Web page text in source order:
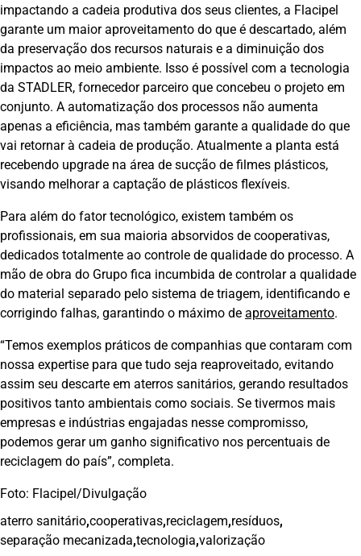
impactando a cadeia produtiva dos seus clientes, a Flacipel
garante um maior aproveitamento do que é descartado, além
da preservação dos recursos naturais e a diminuição dos
impactos ao meio ambiente. Isso é possível com a tecnologia
da STADLER, fornecedor parceiro que concebeu o projeto em
conjunto. A automatização dos processos não aumenta
apenas a eficiência, mas também garante a qualidade do que
vai retornar à cadeia de produção. Atualmente a planta está
recebendo upgrade na área de sucção de filmes plásticos,
visando melhorar a captação de plásticos flexíveis.
Para além do fator tecnológico, existem também os
profissionais, em sua maioria absorvidos de cooperativas,
dedicados totalmente ao controle de qualidade do processo. A
mão de obra do Grupo fica incumbida de controlar a qualidade
do material separado pelo sistema de triagem, identificando e
corrigindo falhas, garantindo o máximo de aproveitamento.
“Temos exemplos práticos de companhias que contaram com
nossa expertise para que tudo seja reaproveitado, evitando
assim seu descarte em aterros sanitários, gerando resultados
positivos tanto ambientais como sociais. Se tivermos mais
empresas e indústrias engajadas nesse compromisso,
podemos gerar um ganho significativo nos percentuais de
reciclagem do país”, completa.
Foto: Flacipel/Divulgação
aterro sanitário,cooperativas,reciclagem,resíduos,
separação mecanizada,tecnologia,valorização